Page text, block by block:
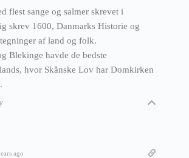
flest sange og salmer skrevet i
skrev 1600, Danmarks Historie og
af land og folk.
Blekinge havde de bedste
hvor Skånske Lov har Domkirken
ago